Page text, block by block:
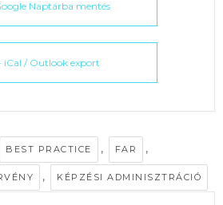
Naptárba mentés
iCal / Outlook export
BEST PRACTICE , FAR ,
, KÉPZÉSI ADMINISZTRÁCIÓ